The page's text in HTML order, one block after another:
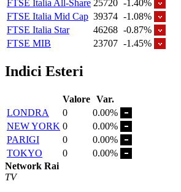
FTSE Italia All-Share 25720 -1.40%
FTSE Italia Mid Cap 39374 -1.08%
FTSE Italia Star
46268 -0.87%
FTSE MIB
23707 -1.45%
Indici Esteri
Valore Var.
LONDRA
0
0.00%
NEW YORK 0
0.00%
PARIGI
0
0.00%
TOKYO
0
0.00%
Network Rai
TV